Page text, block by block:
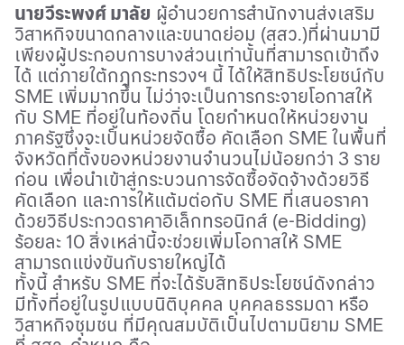
นายวีระพงศ์ มาลัย ผู้อำนวยการสำนักงานส่งเสริม
วิสาหกิจขนาดกลางและขนาดย่อม (สสว.)ที่ผ่านมามี
เพียงผู้ประกอบการบางส่วนเท่านั้นที่สามารถเข้าถึง
ได้ แต่ภายใต้กฎกระทรวงฯ นี้ ได้ให้สิทธิประโยชน์กับ
SME เพิ่มมากขึ้น ไม่ว่าจะเป็นการกระจายโอกาสให้
กับ SME ที่อยู่ในท้องถิ่น โดยกำหนดให้หน่วยงาน
ภาครัฐซึ่งจะเป็นหน่วยจัดซื้อ คัดเลือก SME ในพื้นที่
จังหวัดที่ตั้งของหน่วยงานจำนวนไม่น้อยกว่า 3 ราย
ก่อน เพื่อนำเข้าสู่กระบวนการจัดซื้อจัดจ้างด้วยวิธี
คัดเลือก และการให้แต้มต่อกับ SME ที่เสนอราคา
ด้วยวิธีประกวดราคาอิเล็กทรอนิกส์ (e-Bidding)
ร้อยละ 10 สิ่งเหล่านี้จะช่วยเพิ่มโอกาสให้ SME
สามารถแข่งขันกับรายใหญ่ได้
ทั้งนี้ สำหรับ SME ที่จะได้รับสิทธิประโยชน์ดังกล่าว
มีทั้งที่อยู่ในรูปแบบนิติบุคคล บุคคลธรรมดา หรือ
วิสาหกิจชุมชน ที่มีคุณสมบัติเป็นไปตามนิยาม SME